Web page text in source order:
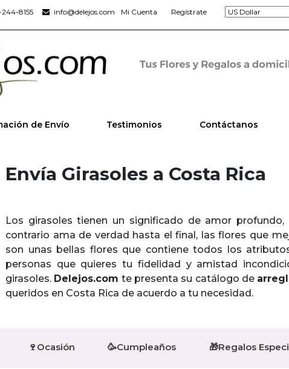
244-8155 info@delejos.com Mi Cuenta Regístrate
de Envío Testimonios Contáctanos
Envía Girasoles a Costa Rica
Los girasoles tienen un significado de amor
contrario ama de verdad hasta el final, las flores que
son unas bellas flores que contiene todos los
personas que quieres tu fidelidad y amistad
girasoles. Delejos.com te presenta su catálogo de
queridos en Costa Rica de acuerdo a tu necesidad.
🍷Ocasión 🥳Cumpleaños 🎁Regalos